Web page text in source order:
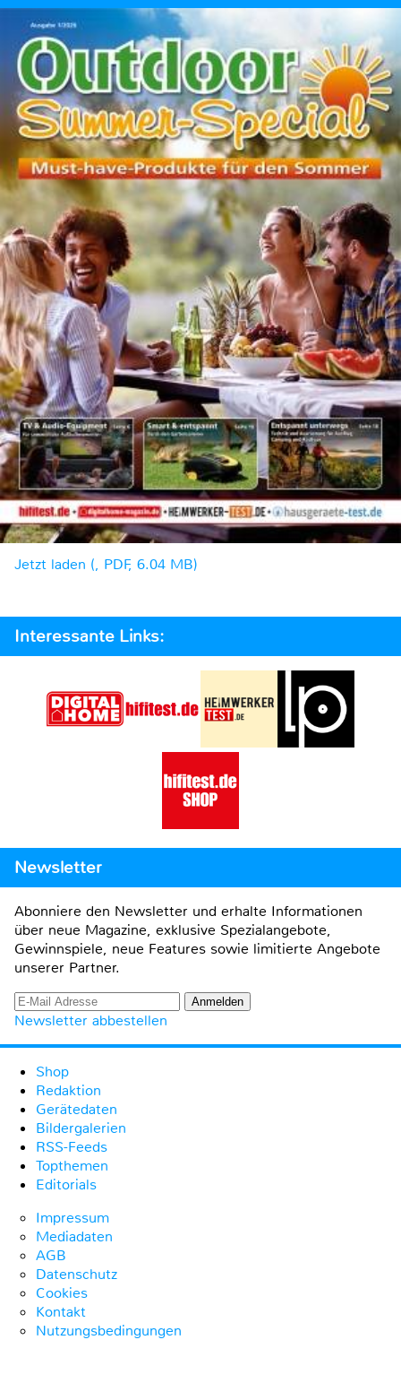
Jetzt laden (, PDF, 6.04 MB)
Interessante Links:
Newsletter
Abonniere den Newsletter und erhalte Informationen
über neue Magazine, exklusive Spezialangebote,
Gewinnspiele, neue Features sowie limitierte Angebote
unserer Partner.
Newsletter abbestellen
Shop
Redaktion
Gerätedaten
Bildergalerien
RSS-Feeds
Topthemen
Editorials
Impressum
Mediadaten
AGB
Datenschutz
Cookies
Kontakt
Nutzungsbedingungen